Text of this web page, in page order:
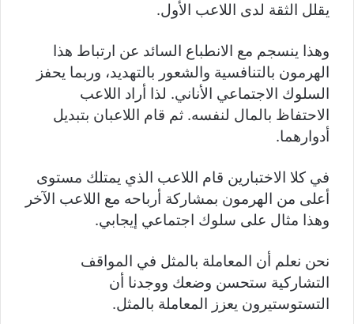
يقلل الثقة لدى اللاعب الأول.
وهذا ينسجم مع الانطباع السائد عن ارتباط هذا
الهرمون بالتنافسية والشعور بالتهديد، وربما يحفز
السلوك الاجتماعي الأناني. لذا أراد اللاعب
الاحتفاظ بالمال لنفسه. ثم قام اللاعبان بتبديل
أدوارهما.
في كلا الاختبارين قام اللاعب الذي يمتلك مستوى
أعلى من الهرمون بمشاركة أرباحه مع اللاعب الآخر
وهذا مثال على سلوك اجتماعي إيجابي.
نحن نعلم أن المعاملة بالمثل في المواقف
التشاركية ستحسن وضعك ووجدنا أن
التستوستيرون يعزز المعاملة بالمثل.